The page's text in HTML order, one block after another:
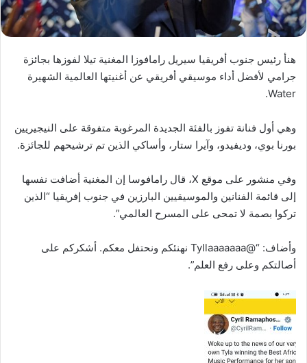
هنأ رئيس جنوب أفريقيا سيريل رامافوزا المغنية تيلا لفوزها بجائزة
جرامي لأفضل أداء موسيقي أفريقي عن أغنيتها العالمية الشهيرة
Water.
وهي أول فنانة تفوز بالفئة الجديدة المرغوبة متفوقة على النيجيريين
بورنا بوي، وديفيدو، وآيرا ستار، وأساكي الذين تم ترشيحهم للجائزة.
وفي منشور على موقع X، قال رامافوسا إن المغنية أضافت نفسها
إلى قائمة الفنانين والموسيقيين البارزين في جنوب إفريقيا “الذين
تركوا بصمة لا تمحى على المسرح العالمي”.
وأضاف: “@Tyllaaaaaaa نهنئكم ونحتفل معكم. أشكركم على
أصالتكم وعلى رفع العلم”.